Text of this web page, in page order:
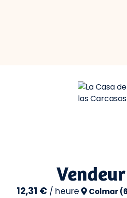
12,31 € / heure Colmar